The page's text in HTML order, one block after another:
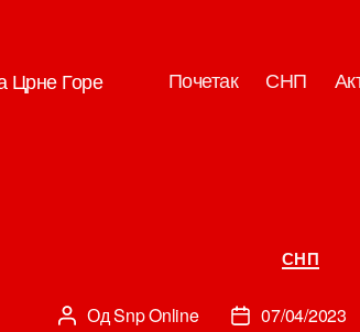
Црне Горе Почетак СНП
СНП
Аутор
ОдSnp Online
Датум
07/04/2023